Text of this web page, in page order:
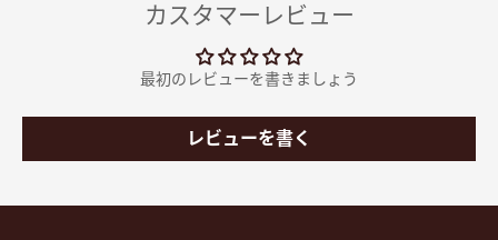
カスタマーレビュー
最初のレビューを書きましょう
レビューを書く